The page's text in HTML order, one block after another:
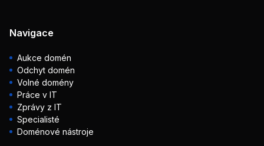
Navigace
Aukce domén
Odchyt domén
Volné domény
Práce v IT
Zprávy z IT
Specialisté
Doménové nástroje